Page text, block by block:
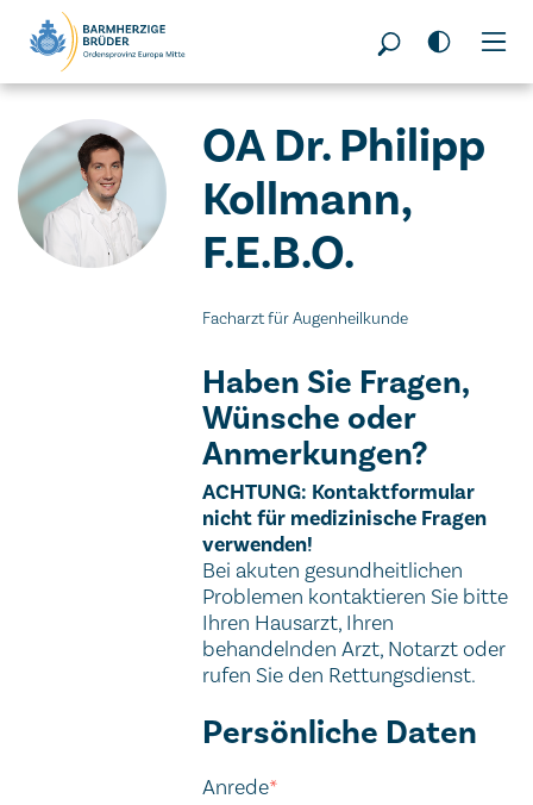
Seitenbereiche:
OA Dr. Philipp
Kollmann,
F.E.B.O.
Facharzt für Augenheilkunde
Haben Sie Fragen,
Wünsche oder
Anmerkungen?
Wichtiger Hinweis
ACHTUNG: Kontaktformular
nicht für medizinische Fragen
verwenden!
Bei akuten gesundheitlichen
Problemen kontaktieren Sie bitte
Ihren Hausarzt, Ihren
behandelnden Arzt, Notarzt oder
rufen Sie den Rettungsdienst.
Kontaktformular
Persönliche Daten
Anrede*